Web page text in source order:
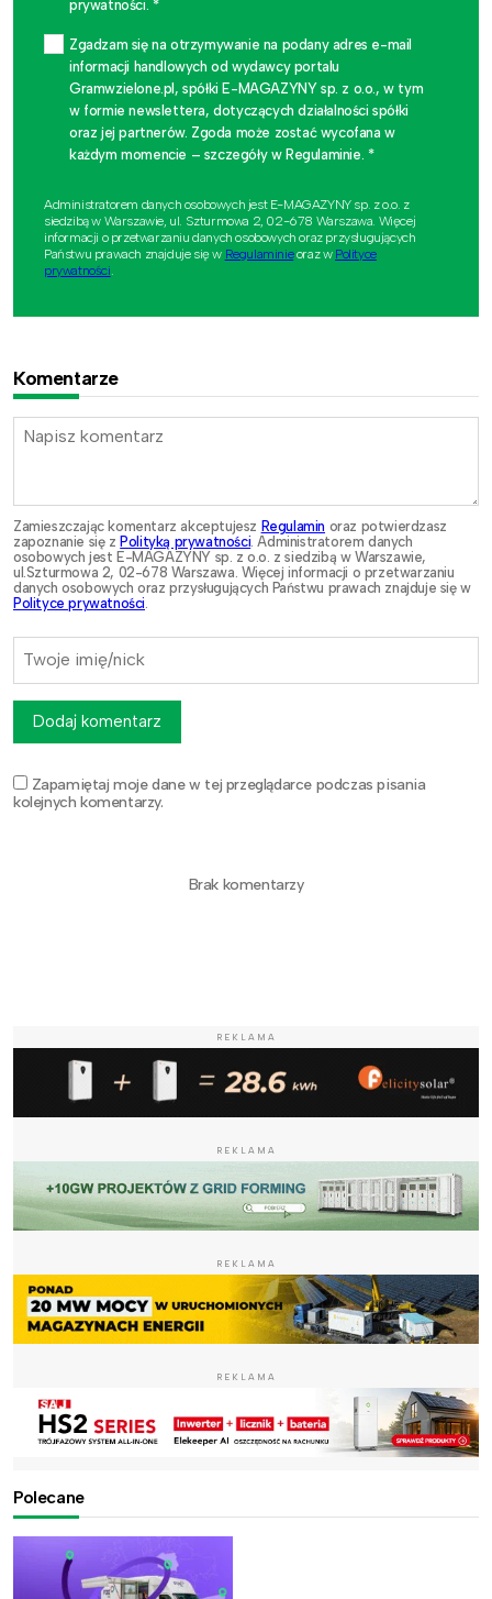
prywatności. *
Zgadzam się na otrzymywanie na podany adres e-mail
informacji handlowych od wydawcy portalu
Gramwzielone.pl, spółki E-MAGAZYNY sp. z o.o., w tym
w formie newslettera, dotyczących działalności spółki
oraz jej partnerów. Zgoda może zostać wycofana w
każdym momencie – szczegóły w Regulaminie. *
Administratorem danych osobowych jest E-MAGAZYNY sp. z o.o. z
siedzibą w Warszawie, ul. Szturmowa 2, 02-678 Warszawa. Więcej
informacji o przetwarzaniu danych osobowych oraz przysługujących
Państwu prawach znajduje się w Regulaminieoraz w Polityce
prywatności.
Komentarze
Zamieszczając komentarz akceptujesz Regulamin oraz potwierdzasz
zapoznanie się zPolityką prywatności . Administratorem danych
osobowych jest E-MAGAZYNY sp. z o.o. z siedzibą w Warszawie,
ul.Szturmowa 2, 02-678 Warszawa. Więcej informacji o przetwarzaniu
danych osobowych oraz przysługujących Państwu prawach znajduje się w
Polityce prywatności
Zapamiętaj moje dane w tej przeglądarce podczas pisania
kolejnych komentarzy.
Dodaj komentarz
Brak komentarzy
REKLAMA
REKLAMA
REKLAMA
REKLAMA
Polecane